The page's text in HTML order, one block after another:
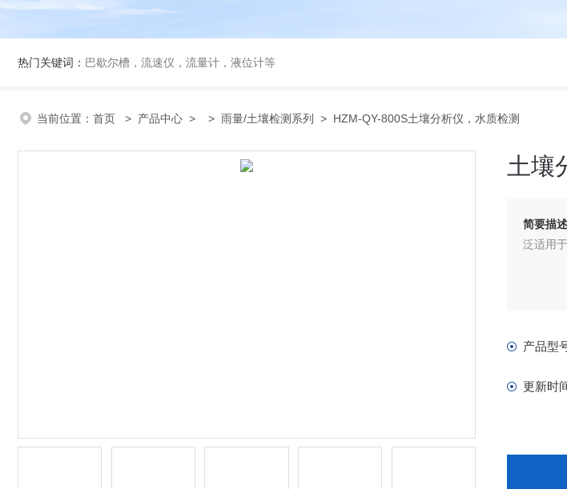
热门关键词： 巴歇尔槽，流速仪，流量计，液位计等
当前位置： 首页 > 产品中心 > > 雨量/土壤检测系列 > HZM-QY-800S土壤分析仪，水质检测
土壤
简要描述
泛适用
产品型
更新时